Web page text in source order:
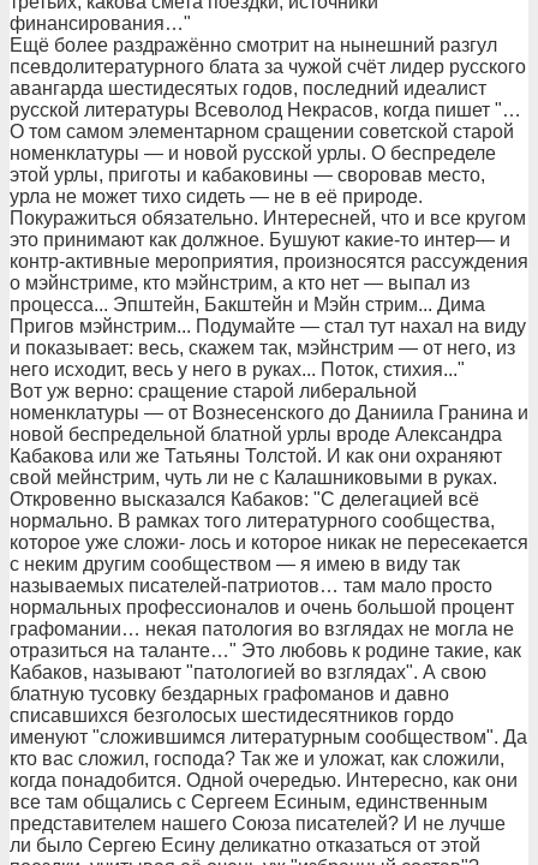
финансирования…"
Ещё более раздражённо смотрит на нынешний разгул
псевдолитературного блата за чужой счёт лидер русского
авангарда шестидесятых годов, последний идеалист
русской литературы Всеволод Некрасов, когда пишет "…
О том самом элементарном сращении советской старой
номенклатуры — и новой русской урлы. О беспределе
этой урлы, приготы и кабаковины — своровав место,
урла не может тихо сидеть — не в её природе.
Покуражиться обязательно. Интересней, что и все кругом
это принимают как должное. Бушуют какие-то интер— и
контр-активные мероприятия, произносятся рассуждения
о мэйнстриме, кто мэйнстрим, а кто нет — выпал из
процесса... Эпштейн, Бакштейн и Мэйн стрим... Дима
Пригов мэйнстрим... Подумайте — стал тут нахал на виду
и показывает: весь, скажем так, мэйнстрим — от него, из
него исходит, весь у него в руках... Поток, стихия..."
Вот уж верно: сращение старой либеральной
номенклатуры — от Вознесенского до Даниила Гранина и
новой беспредельной блатной урлы вроде Александра
Кабакова или же Татьяны Толстой. И как они охраняют
свой мейнстрим, чуть ли не с Калашниковыми в руках.
Откровенно высказался Кабаков: "С делегацией всё
нормально. В рамках того литературного сообщества,
которое уже сложи- лось и которое никак не пересекается
с неким другим сообществом — я имею в виду так
называемых писателей-патриотов… там мало просто
нормальных профессионалов и очень большой процент
графомании… некая патология во взглядах не могла не
отразиться на таланте…" Это любовь к родине такие, как
Кабаков, называют "патологией во взглядах". А свою
блатную тусовку бездарных графоманов и давно
списавшихся безголосых шестидесятников гордо
именуют "сложившимся литературным сообществом". Да
кто вас сложил, господа? Так же и уложат, как сложили,
когда понадобится. Одной очередью. Интересно, как они
все там общались с Сергеем Есиным, единственным
представителем нашего Союза писателей? И не лучше
ли было Сергею Есину деликатно отказаться от этой